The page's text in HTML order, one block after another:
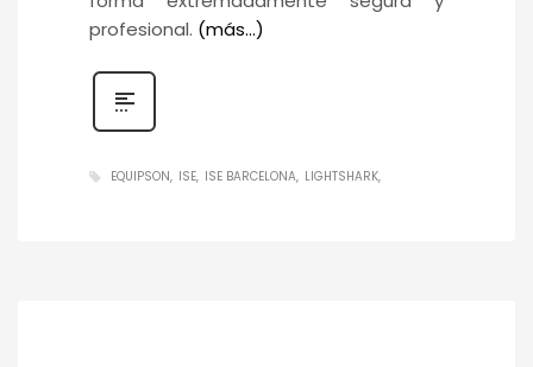
profesional. (más…)
EQUIPSON ISE ISE BARCELONA LIGHTSHARK